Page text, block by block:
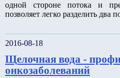
одной стороне потока и
позволяет легко разделить два
2016-08-18
Щелочная вода -
онкозаболеваний